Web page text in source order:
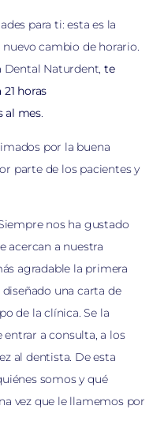
para ti: esta es la
cambio de horario.
Dental Naturdent, te
horas
al mes.
por la buena
parte de los pacientes y
nos ha gustado
acercan a nuestra
agradable la primera
una carta de
de la clínica. Se la
a consulta, a los
al dentista. De esta
somos y qué
vez que le llamemos por